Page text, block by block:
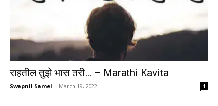
राहतील तुझे भास तरी… – Marathi Kavita
Swapnil Samel - March 19, 2022 1